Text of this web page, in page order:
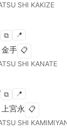
SHI KAKIZE
⧉ 📍
金手 📋
SHI KANATE
⧉ 📍
上宮永 📋
SHI